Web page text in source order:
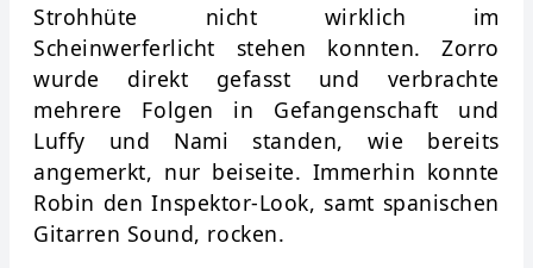
Strohhüte nicht wirklich im
Scheinwerferlicht stehen konnten. Zorro
wurde direkt gefasst und verbrachte
mehrere Folgen in Gefangenschaft und
Luffy und Nami standen, wie bereits
angemerkt, nur beiseite. Immerhin konnte
Robin den Inspektor-Look, samt spanischen
Gitarren Sound, rocken.